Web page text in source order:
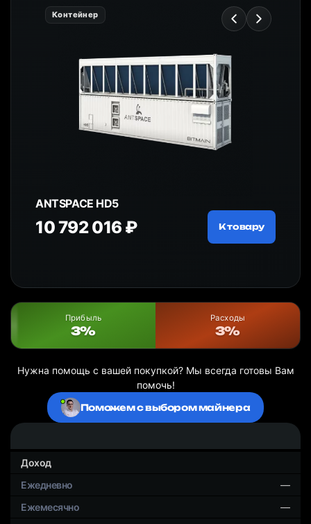
Контейнер
ANTSPACE HD5
10 792 016 ₽ К товару
Прибыль
3%
Расходы
3%
Нужна помощь с вашей покупкой? Мы всегда готовы Вам
помочь!
Поможем с выбором майнера
Доход
—
—